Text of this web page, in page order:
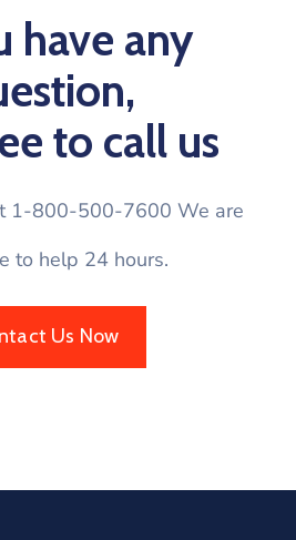
have any
to call us
1-800-500-7600 We are
to help 24 hours.
Us Now